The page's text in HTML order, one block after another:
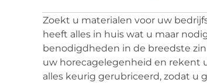
Zoekt u materialen voor uw
heeft alles in huis wat u maar
benodigdheden in de breedste
uw horecagelegenheid en rekent
alles keurig gerubriceerd, zodat